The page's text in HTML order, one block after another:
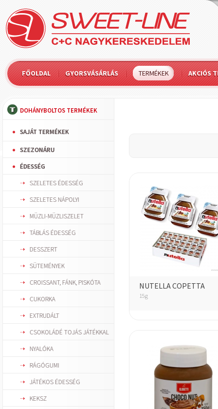
FŐOLDAL GYORSVÁSÁRLÁS TERMÉKEK AKCIÓS
DOHÁNYBOLTOS TERMÉKEK
SAJÁT TERMÉKEK
SZEZONÁRU
ÉDESSÉG
SZELETES ÉDESSÉG
SZELETES NÁPOLYI
MÜZLI-MÜZLISZELET
TÁBLÁS ÉDESSÉG
DESSZERT
SÜTEMÉNYEK
CROISSANT, FÁNK, PISKÓTA
CUKORKA
EXTRUDÁLT
CSOKOLÁDÉ TOJÁS JÁTÉKKAL
NYALÓKA
RÁGÓGUMI
JÁTÉKOS ÉDESSÉG
KEKSZ
NUTELLA COPETTA
15g